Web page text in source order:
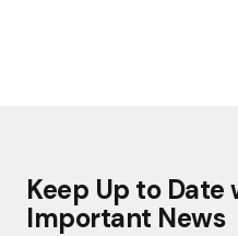
Keep Up to
Important News